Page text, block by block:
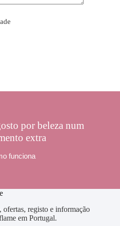
por beleza num
extra
funciona
registo e informação
em Portugal.